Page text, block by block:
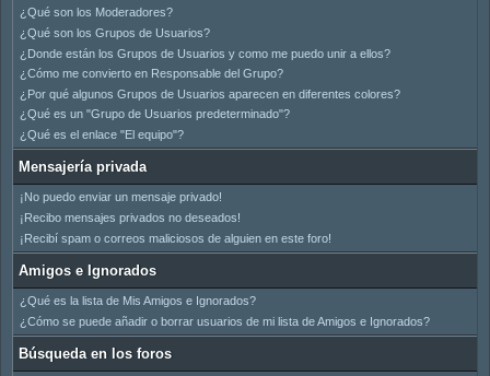
¿Qué son los Moderadores?
¿Qué son los Grupos de Usuarios?
¿Donde están los Grupos de Usuarios y como me puedo unir a ellos?
¿Cómo me convierto en Responsable del Grupo?
¿Por qué algunos Grupos de Usuarios aparecen en diferentes colores?
¿Qué es un "Grupo de Usuarios predeterminado"?
¿Qué es el enlace "El equipo"?
Mensajería privada
¡No puedo enviar un mensaje privado!
¡Recibo mensajes privados no deseados!
¡Recibí spam o correos maliciosos de alguien en este foro!
Amigos e Ignorados
¿Qué es la lista de Mis Amigos e Ignorados?
¿Cómo se puede añadir o borrar usuarios de mi lista de Amigos e Ignorados?
Búsqueda en los foros